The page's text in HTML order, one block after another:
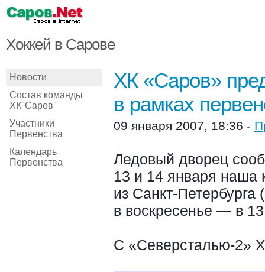
Хоккей в Сарове
Новости
Состав команды
ХК"Саров"
Участники
Первенства
Календарь
Первенства
ХК «Саров»
в рамках
09 января 2007, 18:36 -
Ледовый дворец
13 и 14 января наша
из Санкт-
в воскресенье — в
С «Северсталью-2»